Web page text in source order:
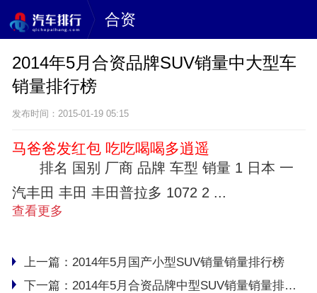
合资
2014年5月合资品牌SUV销量中大型车
销量排行榜
发布时间：2015-01-19 05:15
马爸爸发红包 吃吃喝喝多逍遥
排名 国别 厂商 品牌 车型 销量 1 日本 一
汽丰田 丰田 丰田普拉多 1072 2 ...
查看更多
上一篇： 2014年5月国产小型SUV销量销量排行榜
下一篇： 2014年5月合资品牌中型SUV销量销量排行榜